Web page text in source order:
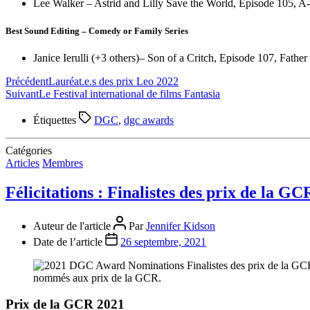
Lee Walker – Astrid and Lilly Save the World, Episode 105,
Best Sound Editing – Comedy or Family Series
Janice Ierulli (+3 others)– Son of a Critch, Episode 107,
PrécédentLauréat.e.s des prix Leo 2022
SuivantLe Festival international de films Fantasia
Étiquettes DGC, dgc awards
Catégories
Articles Membres
Félicitations : Finalistes des prix de la
Auteur de l'article ParJennifer Kidson
Date de l’article
26 septembre, 2021
Prix de la GCR 2021